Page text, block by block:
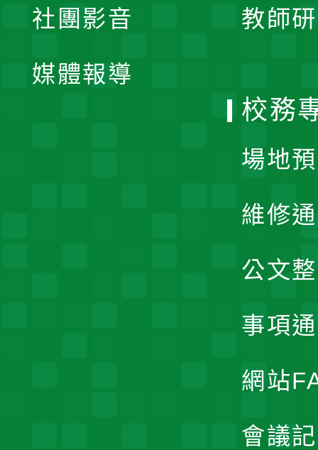
教師
社團影音
媒體報導
校務
場地
維修
公文
事項
網站
會議